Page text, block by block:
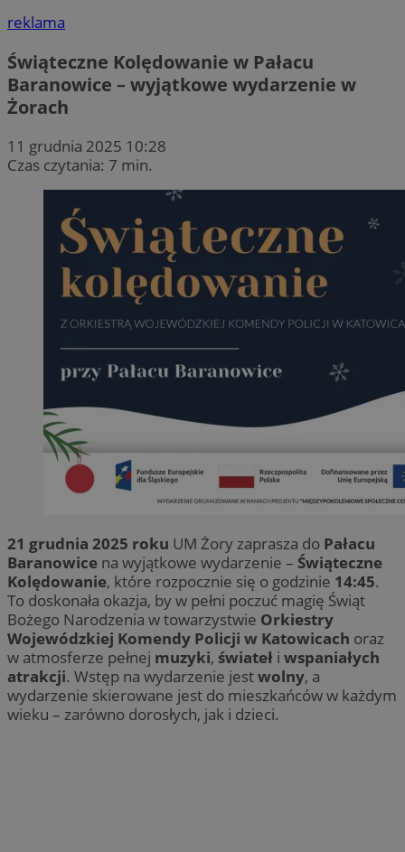
reklama
Świąteczne Kolędowanie w Pałacu
Baranowice – wyjątkowe wydarzenie w
Żorach
11 grudnia 2025 10:28
Czas czytania: 7 min.
21 grudnia 2025 roku UM Żory zaprasza do Pałacu
Baranowice na wyjątkowe wydarzenie – Świąteczne
Kolędowanie, które rozpocznie się o godzinie 14:45.
To doskonała okazja, by w pełni poczuć magię Świąt
Bożego Narodzenia w towarzystwie Orkiestry
Wojewódzkiej Komendy Policji w Katowicach oraz
w atmosferze pełnej muzyki, świateł i wspaniałych
atrakcji. Wstęp na wydarzenie jestwolny, a
wydarzenie skierowane jest do mieszkańców w każdym
wieku – zarówno dorosłych, jak i dzieci.